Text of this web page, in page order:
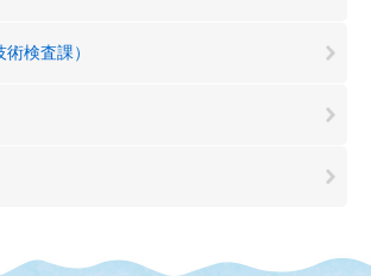
検査課）